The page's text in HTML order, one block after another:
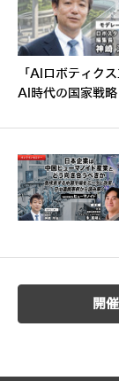
「AIロボティク
AI時代の国家戦略
開